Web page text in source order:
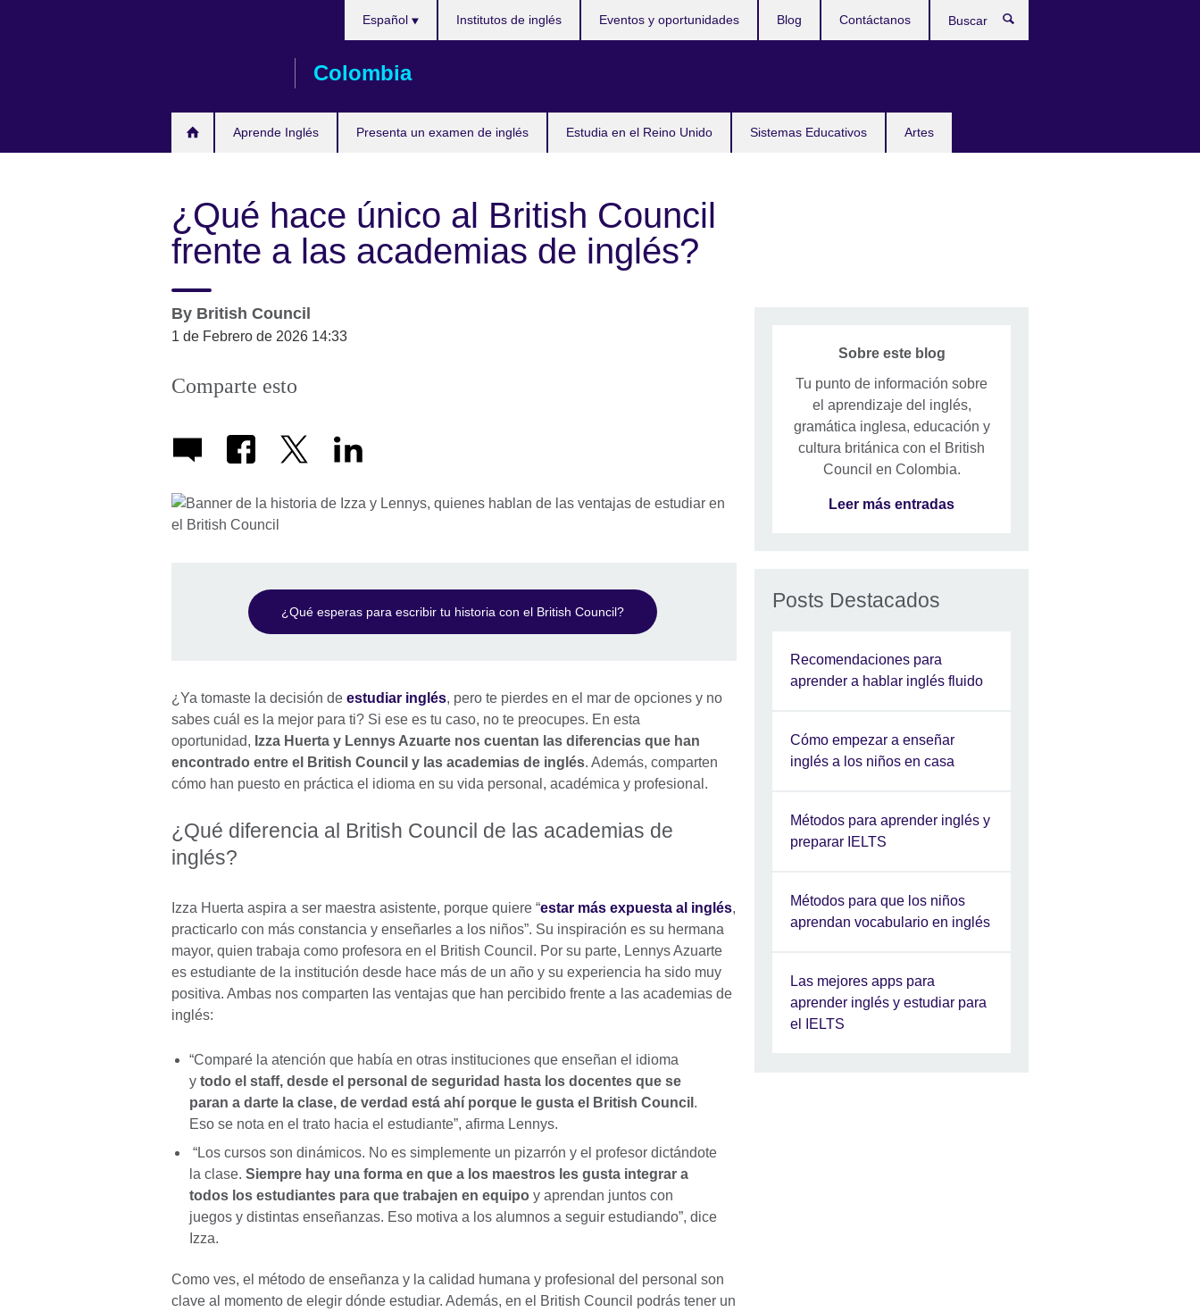
Colombia
Aprende Inglés Presenta un examen de inglés Estudia en el Reino Unido Sistemas Educativos Artes
Español Institutos de inglés Eventos y oportunidades Blog Contáctanos
¿Qué hace único al British Council
frente a las academias de inglés?
By British Council
1 de Febrero de 2026 14:33
Comparte esto
¿Qué esperas para escribir tu historia con el British Council?
¿Ya tomaste la decisión de estudiar inglés, pero te pierdes en el mar de opciones y no
sabes cuál es la mejor para ti? Si ese es tu caso, no te preocupes. En esta
oportunidad, Izza Huerta y Lennys Azuarte nos cuentan las diferencias que han
encontrado entre el British Council y las academias de inglés. Además, comparten
cómo han puesto en práctica el idioma en su vida personal, académica y profesional.
¿Qué diferencia al British Council de las academias de
inglés?
Izza Huerta aspira a ser maestra asistente, porque quiere “estar más expuesta al inglés,
practicarlo con más constancia y enseñarles a los niños”. Su inspiración es su hermana
mayor, quien trabaja como profesora en el British Council. Por su parte, Lennys Azuarte
es estudiante de la institución desde hace más de un año y su experiencia ha sido muy
positiva. Ambas nos comparten las ventajas que han percibido frente a las academias de
inglés:
“Comparé la atención que había en otras instituciones que enseñan el idioma
y todo el staff, desde el personal de seguridad hasta los docentes que se
paran a darte la clase, de verdad está ahí porque le gusta el British Council .
Eso se nota en el trato hacia el estudiante”, afirma Lennys.
“Los cursos son dinámicos. No es simplemente un pizarrón y el profesor dictándote
la clase. Siempre hay una forma en que a los maestros les gusta integrar a
todos los estudiantes para que trabajen en equipo y aprendan juntos con
juegos y distintas enseñanzas. Eso motiva a los alumnos a seguir estudiando”, dice
Izza.
Como ves, el método de enseñanza y la calidad humana y profesional del personal son
clave al momento de elegir dónde estudiar. Además, en el British Council podrás tener un
Sobre este blog
Tu punto de información sobre
el aprendizaje del inglés,
gramática inglesa, educación y
cultura británica con el British
Council en Colombia.
Leer más entradas
Posts Destacados
Recomendaciones para
aprender a hablar inglés fluido
Cómo empezar a enseñar
inglés a los niños en casa
Métodos para aprender inglés y
preparar IELTS
Métodos para que los niños
aprendan vocabulario en inglés
Las mejores apps para
aprender inglés y estudiar para
el IELTS